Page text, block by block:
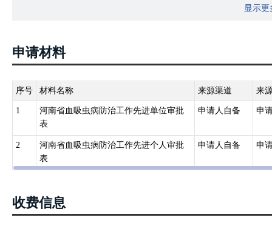
第七条国务院有关部门、血吸虫病防治地区县级以上地方人民政府
显示更
申请材料
序号 材料名称 来源渠道 来
1
河南省血吸虫病防治工作先进单位审批
表
申请人自备 申
2
河南省血吸虫病防治工作先进个人审批
表
申请人自备 申
收费信息